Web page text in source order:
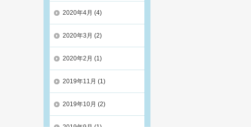
2020年4月 (4)
2020年3月 (2)
2020年2月 (1)
2019年11月 (1)
2019年10月 (2)